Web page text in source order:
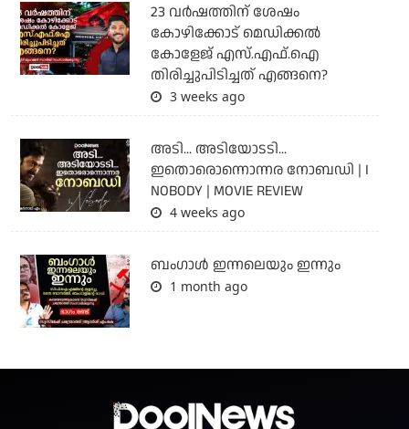
23 വർഷത്തിന് ശേഷം
കോഴിക്കോട് മെഡിക്കൽ
കോളേജ് എസ്.എഫ്.ഐ
തിരിച്ചുപിടിച്ചത് എങ്ങനെ?
3 weeks ago
അടി... അടിയോടടി...
ഇതൊരൊന്നൊന്നര നോബഡി | I
NOBODY | MOVIE REVIEW
4 weeks ago
ബംഗാള്‍ ഇന്നലെയും ഇന്നും
1 month ago